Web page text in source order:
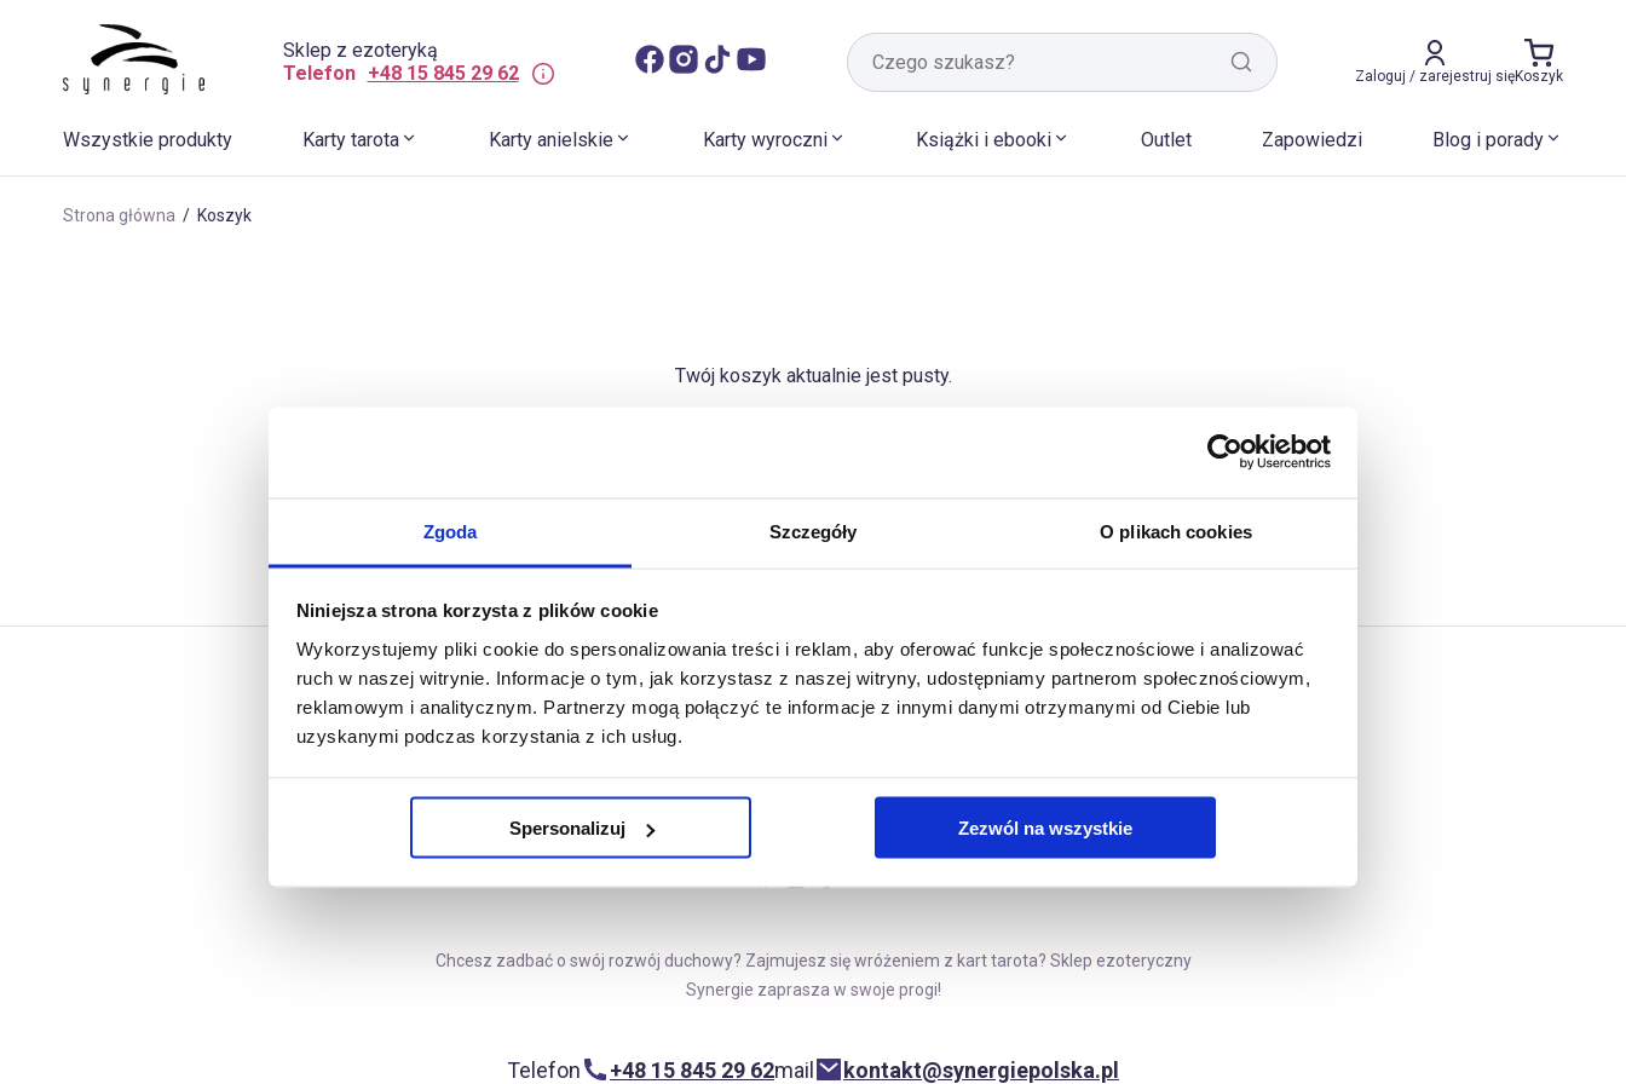
Zgoda Szczegóły O plikach cookies
Niniejsza strona korzysta z plików cookie
Wykorzystujemy pliki cookie do spersonalizowania treści i reklam, aby oferować funkcje społecznościowe i analizować
ruch w naszej witrynie. Informacje o tym, jak korzystasz z naszej witryny, udostępniamy partnerom społecznościowym,
reklamowym i analitycznym. Partnerzy mogą połączyć te informacje z innymi danymi otrzymanymi od Ciebie lub
uzyskanymi podczas korzystania z ich usług.
Spersonalizuj Zezwól na wszystkie
Sklep z ezoteryką
Telefon
+48 15 845 29 62 Zaloguj / zarejestruj sięKoszyk
Wszystkie produkty Karty tarota Karty anielskie Karty wyroczni Książki i ebooki Outlet Zapowiedzi Blog i porady
Strona główna / Koszyk
Twój koszyk aktualnie jest pusty.
Chcesz zadbać o swój rozwój duchowy? Zajmujesz się wróżeniem z kart tarota? Sklep ezoteryczny
Synergie zaprasza w swoje progi!
Telefon +48 15 845 29 62mail kontakt@synergiepolska.pl